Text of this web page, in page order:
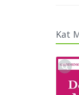
Kimlik
Konut
gibi
Kat